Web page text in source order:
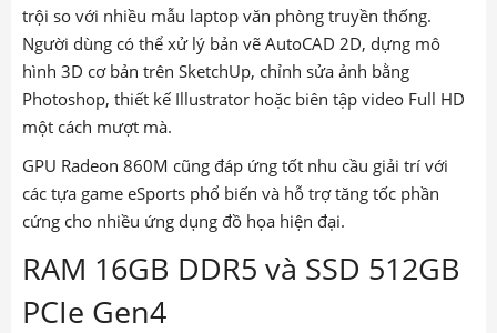
trội so với nhiều mẫu laptop văn phòng truyền thống.
Người dùng có thể xử lý bản vẽ AutoCAD 2D, dựng mô
hình 3D cơ bản trên SketchUp, chỉnh sửa ảnh bằng
Photoshop, thiết kế Illustrator hoặc biên tập video Full HD
một cách mượt mà.
GPU Radeon 860M cũng đáp ứng tốt nhu cầu giải trí với
các tựa game eSports phổ biến và hỗ trợ tăng tốc phần
cứng cho nhiều ứng dụng đồ họa hiện đại.
RAM 16GB DDR5 và SSD 512GB
PCIe Gen4